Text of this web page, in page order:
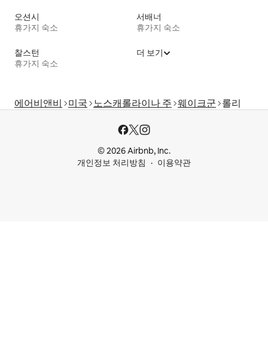
오션시
휴가지 숙소
서배너
휴가지 숙소
찰스턴
휴가지 숙소
더 보기
에어비앤비 미국 노스캐롤라이나 주 웨이크군 롤리
© 2026 Airbnb, Inc.
개인정보 처리방침
이용약관